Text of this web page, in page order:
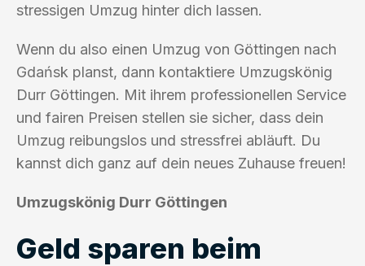
stressigen Umzug hinter dich lassen.
Wenn du also einen Umzug von Göttingen nach
Gdańsk planst, dann kontaktiere Umzugskönig
Durr Göttingen. Mit ihrem professionellen Service
und fairen Preisen stellen sie sicher, dass dein
Umzug reibungslos und stressfrei abläuft. Du
kannst dich ganz auf dein neues Zuhause freuen!
Umzugskönig Durr Göttingen
Geld sparen beim